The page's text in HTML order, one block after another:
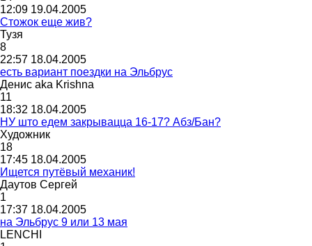
12:09 19.04.2005
Стожок еще жив?
Тузя
8
22:57 18.04.2005
есть вариант поездки на Эльбрус
Денис aka Krishna
11
18:32 18.04.2005
НУ што едем закрывацца 16-17? Абз/Бан?
Художник
18
17:45 18.04.2005
Ищется путёвый механик!
Даутов Сергей
1
17:37 18.04.2005
на Эльбрус 9 или 13 мая
LENCHI